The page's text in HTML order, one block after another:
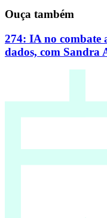
Ouça também
274: IA no combate
dados, com Sandra